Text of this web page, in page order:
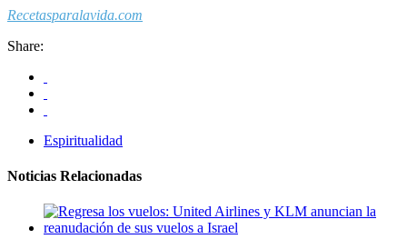
Recetasparalavida.com
Share:
Espiritualidad
Noticias Relacionadas